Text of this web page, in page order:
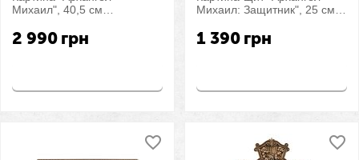
Михаил", 40,5 см
2 990 грн
Михаил: Защитник", 25 см
1 390 грн